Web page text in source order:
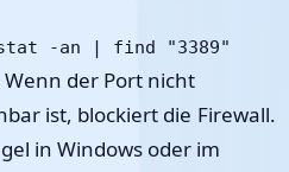
-an | find "3389"
Wenn der Port nicht
ist, blockiert die Firewall.
in Windows oder im